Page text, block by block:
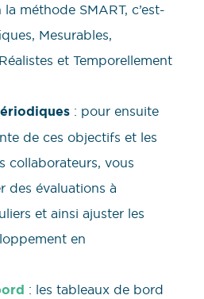
méthode SMART, c’est-
Mesurables,
et Temporellement
: pour ensuite
de ces objectifs et les
collaborateurs, vous
des évaluations à
et ainsi ajuster les
en
: les tableaux de bord